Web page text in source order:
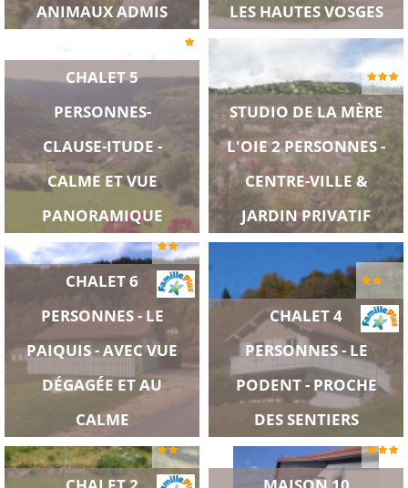
ANIMAUX ADMIS
LES HAUTES VOSGES
CHALET 5
PERSONNES-
CLAUSE-ITUDE -
CALME ET VUE
PANORAMIQUE
STUDIO DE LA MÈRE
L'OIE 2 PERSONNES -
CENTRE-VILLE &
JARDIN PRIVATIF
CHALET 6
PERSONNES - LE
PAIQUIS - AVEC VUE
DÉGAGÉE ET AU
CALME
CHALET 4
PERSONNES - LE
PODENT - PROCHE
DES SENTIERS